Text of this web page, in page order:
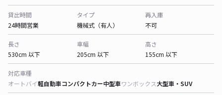
貸出時間
24時間営業
タイプ
機械式（有人）
再入庫
不可
長さ
530cm 以下
車幅
205cm 以下
高さ
155cm 以下
対応車種
オートバイ軽自動車コンパクトカー中型車ワンボックス大型車・SUV